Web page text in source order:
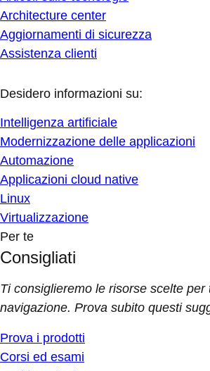
Architecture center
Aggiornamenti di sicurezza
Assistenza clienti
Desidero informazioni su:
Intelligenza artificiale
Modernizzazione delle applicazioni
Automazione
Applicazioni cloud native
Linux
Virtualizzazione
Per te
Consigliati
Ti consiglieremo le risorse scelte per
navigazione. Prova subito questi
Prova i prodotti
Corsi ed esami